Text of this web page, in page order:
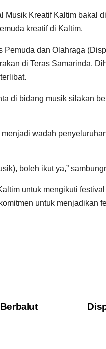
Musik Kreatif Kaltim bakal
kreatif di Kaltim.
dan Olahraga
di Teras Samarinda.
di bidang musik silakan
wadah
boleh ikut ya,”
untuk mengikuti
untuk menjadikan